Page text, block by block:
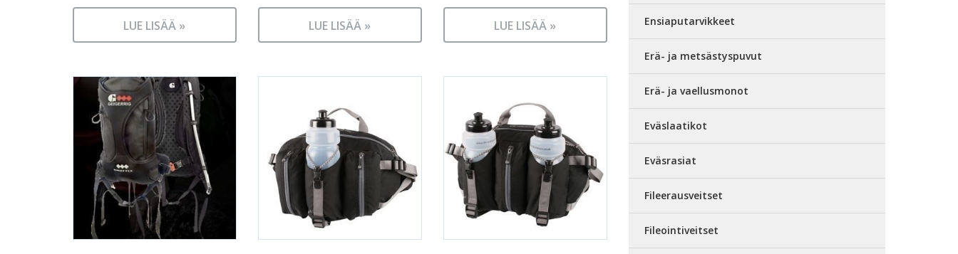
LUE LISÄÄ » LUE LISÄÄ » LUE LISÄÄ » Ensiaputarvikkeet
Erä- ja metsästyspuvut
Erä- ja vaellusmonot
Eväslaatikot
Eväsrasiat
Fileerausveitset
Fileointiveitset